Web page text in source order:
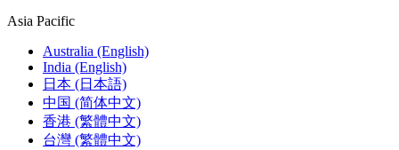
Asia Pacific
Australia (English)
India (English)
日本 (日本語)
中国 (简体中文)
香港 (繁體中文)
台灣 (繁體中文)